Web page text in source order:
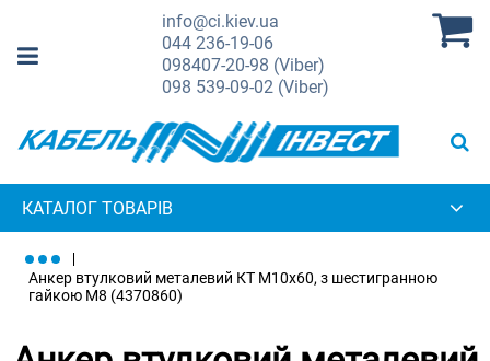
info@ci.kiev.ua
044236-19-06
098407-20-98 (Viber)
098 539-09-02 (Viber)
КАТАЛОГ ТОВАРІВ
Анкер втулковий металевий КТ М10х60, з шестигранною
гайкою М8 (4370860)